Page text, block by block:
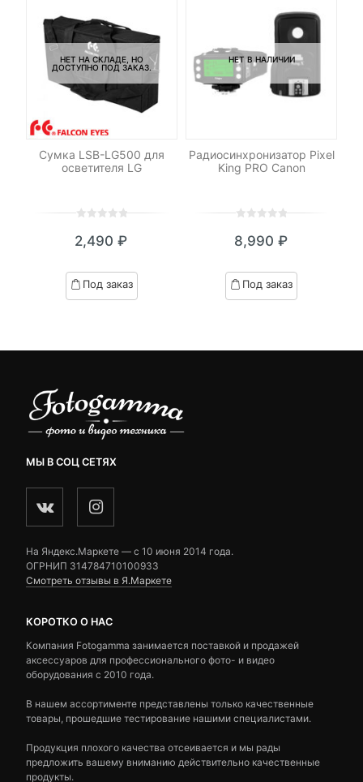
НЕТ НА СКЛАДЕ, НО
ДОСТУПНО ПОД ЗАКАЗ.
Сумка LSB-LG500 для
осветителя LG
out
based
on
2,490 ₽
Под заказ
НЕТ В НАЛИЧИИ
Радиосинхронизатор Pixel
King PRO Canon
out
based
on
8,990 ₽
Под заказ
МЫ В СОЦ СЕТЯХ
На Яндекс.Маркете — c 10 июня 2014 года.
ОГРНИП 314784710100933
Смотреть отзывы в Я.Маркете
КОРОТКО О НАС
Компания Fotogamma занимается поставкой и продажей
аксессуаров для профессионального фото- и видео
оборудования с 2010 года.
В нашем ассортименте представлены только качественные
товары, прошедшие тестирование нашими специалистами.
Продукция плохого качества отсеивается и мы рады
предложить вашему вниманию действительно качественные
продукты.